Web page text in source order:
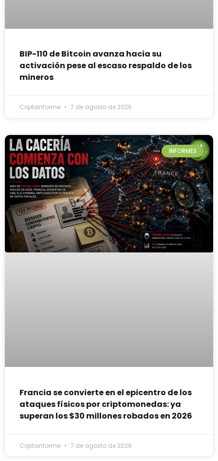
BIP-110 de Bitcoin avanza hacia su
activación pese al escaso respaldo de los
mineros
Criptoinforme 7 de agosto de 2026
INFORMES
Francia se convierte en el epicentro de los
ataques físicos por criptomonedas: ya
superan los $30 millones robados en 2026
Criptoinforme 7 de agosto de 2026